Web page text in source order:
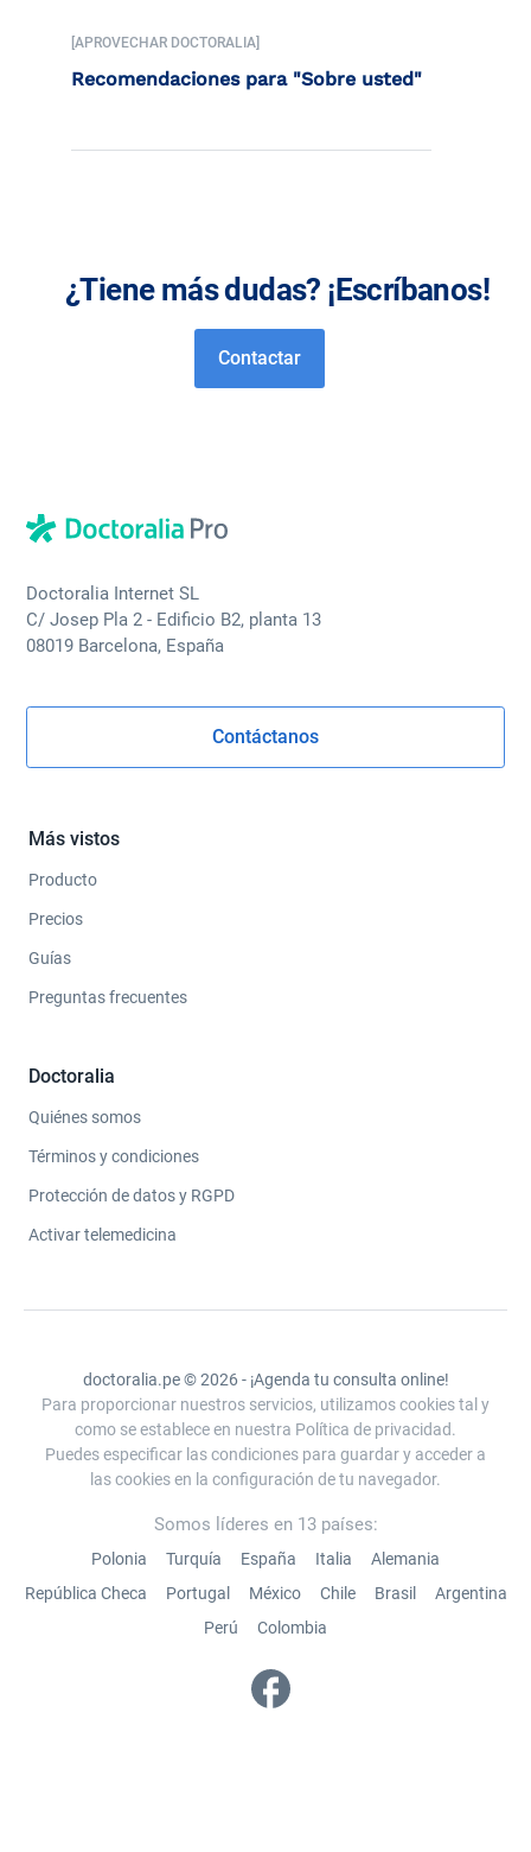
[APROVECHAR DOCTORALIA]
Recomendaciones para "Sobre usted"
¿Tiene más dudas? ¡Escríbanos!
Contactar
Doctoralia Internet SL
C/ Josep Pla 2 - Edificio B2, planta 13
08019 Barcelona, España
Contáctanos
Más vistos
Producto
Precios
Guías
Preguntas frecuentes
Doctoralia
Quiénes somos
Términos y condiciones
Protección de datos y RGPD
Activar telemedicina
doctoralia.pe © 2026 - ¡Agenda tu consulta online!
Para proporcionar nuestros servicios, utilizamos cookies tal y
como se establece en nuestra Política de privacidad.
Puedes especificar las condiciones para guardar y acceder a
las cookies en la configuración de tu navegador.
Somos líderes en 13 países:
Polonia Turquía España Italia
Alemania
República Checa
Portugal México Chile Brasil
Argentina
Perú
Colombia